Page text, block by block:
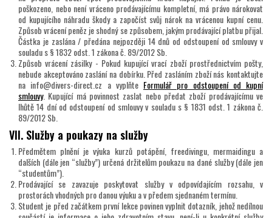
poškozeno, nebo není vráceno prodávajícímu kompletní, má právo nárokovat
od kupujícího náhradu škody a započíst svůj nárok na vrácenou kupní cenu.
Způsob vrácení peněz je shodný se způsobem, jakým prodávající platbu přijal.
Částka je zaslána / předána nejpozději 14 dnů od odstoupení od smlouvy v
souladu s § 1832 odst. 1 zákona č. 89/2012 Sb.
Způsob vrácení zásilky - Pokud kupující vrací zboží prostřednictvím pošty,
nebude akceptováno zaslání na dobírku. Před zasláním zboží nás kontaktujte
na info@divers-direct.cz a vyplňte Formulář pro odstoupení od kupní
smlouvy. Kupující má povinnost zaslat nebo předat zboží prodávajícímu ve
lhůtě 14 dní od odstoupení od smlouvy v souladu s § 1831 odst. 1 zákona č.
89/2012 Sb.
VII. Služby a poukazy na služby
Předmětem plnění je výuka kurzů potápění, freedivingu, mermaidingu a
dalších (dále jen “služby”) určená držitelům poukazu na dané služby (dále jen
“studentům”).
Prodávající se zavazuje poskytovat služby v odpovídajícím rozsahu, v
prostorách vhodných pro danou výuku a v předem sjednaném termínu.
Student je před začátkem první lekce povinen vyplnit dotazník, jehož nedílnou